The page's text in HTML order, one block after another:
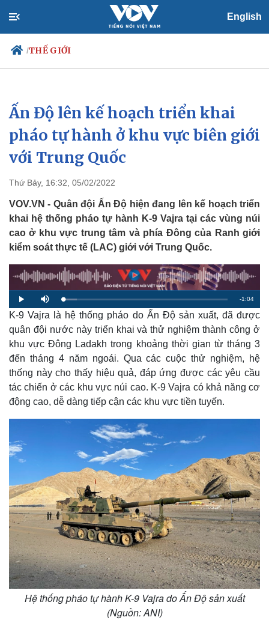
English
/THẾ GIỚI
Chính trị
Đảng
Tổ chức nhân sự
Quốc hội
Nhận diện sự thật
Xã hội
Dự báo thời tiết
Ấn Độ lên kế hoạch triển khai
pháo tự hành ở khu vực biên giới
với Trung Quốc
Thứ Bảy, 16:32, 05/02/2022
VOV.VN - Quân đội Ấn Độ hiện đang lên kế hoạch triển
khai hệ thống pháo tự hành K-9 Vajra tại các vùng núi
cao ở khu vực trung tâm và phía Đông của Ranh giới
kiểm soát thực tế (LAC) giới với Trung Quốc.
P
l
a
y
M
u
t
e
L
o
a
d
d
8
.
4
8
R
e
i
n
T
i
m
e
-1:04
K-9 Vajra là hệ thống pháo do Ấn Độ sản xuất, đã được
quân đội nước này triển khai và thử nghiệm thành công ở
khu vực Đông Ladakh trong khoảng thời gian từ tháng 3
đến tháng 4 năm ngoái. Qua các cuộc thử nghiệm, hệ
thống này cho thấy hiệu quả, đáp ứng được các yêu cầu
tác chiến ở các khu vực núi cao. K-9 Vajra có khả năng cơ
động cao, dễ dàng tiếp cận các khu vực tiền tuyến.
Hệ thống pháo tự hành K-9 Vajra do Ấn Độ sản xuất
(Nguồn: ANI)